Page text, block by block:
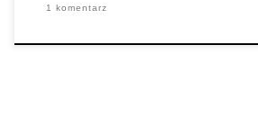
1 komentarz